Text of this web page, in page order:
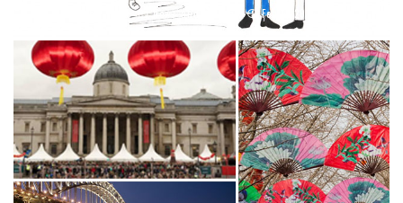
blj.co.id News and Insight Feb 5, 2016